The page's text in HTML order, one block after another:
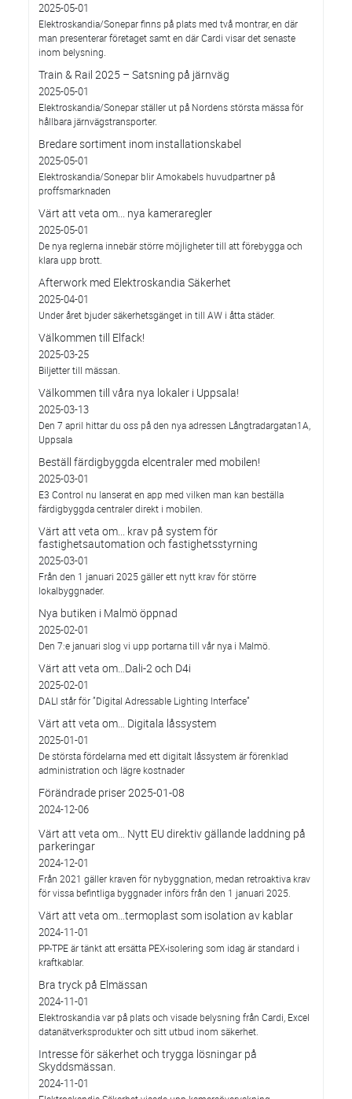
2025-05-01
Elektroskandia/Sonepar finns på plats med två montrar, en där
man presenterar företaget samt en där Cardi visar det senaste
inom belysning.
Train & Rail 2025 – Satsning på järnväg
2025-05-01
Elektroskandia/Sonepar ställer ut på Nordens största mässa för
hållbara järnvägstransporter.
Bredare sortiment inom installationskabel
2025-05-01
Elektroskandia/Sonepar blir Amokabels huvudpartner på
proffsmarknaden
Värt att veta om... nya kameraregler
2025-05-01
De nya reglerna innebär större möjligheter till att förebygga och
klara upp brott.
Afterwork med Elektroskandia Säkerhet
2025-04-01
Under året bjuder säkerhetsgänget in till AW i åtta städer.
Välkommen till Elfack!
2025-03-25
Biljetter till mässan.
Välkommen till våra nya lokaler i Uppsala!
2025-03-13
Den 7 april hittar du oss på den nya adressen Långtradargatan1A,
Uppsala
Beställ färdigbyggda elcentraler med mobilen!
2025-03-01
E3 Control nu lanserat en app med vilken man kan beställa
färdigbyggda centraler direkt i mobilen.
Värt att veta om... krav på system för
fastighetsautomation och fastighetsstyrning
2025-03-01
Från den 1 januari 2025 gäller ett nytt krav för större
lokalbyggnader.
Nya butiken i Malmö öppnad
2025-02-01
Den 7:e januari slog vi upp portarna till vår nya i Malmö.
Värt att veta om…Dali-2 och D4i
2025-02-01
DALI står för ”Digital Adressable Lighting Interface”
Värt att veta om… Digitala låssystem
2025-01-01
De största fördelarna med ett digitalt låssystem är förenklad
administration och lägre kostnader
Förändrade priser 2025-01-08
2024-12-06
Värt att veta om… Nytt EU direktiv gällande laddning på
parkeringar
2024-12-01
Från 2021 gäller kraven för nybyggnation, medan retroaktiva krav
för vissa befintliga byggnader införs från den 1 januari 2025.
Värt att veta om…termoplast som isolation av kablar
2024-11-01
PP-TPE är tänkt att ersätta PEX-isolering som idag är standard i
kraftkablar.
Bra tryck på Elmässan
2024-11-01
Elektroskandia var på plats och visade belysning från Cardi, Excel
datanätverksprodukter och sitt utbud inom säkerhet.
Intresse för säkerhet och trygga lösningar på
Skyddsmässan.
2024-11-01